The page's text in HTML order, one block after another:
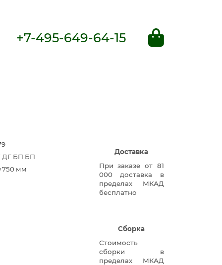
+7-495-649-64-15
ДГ БП БП
мм
Доставка
При заказе от 81
000 доставка в
пределах МКАД
бесплатно
Сборка
Стоимость
сборки в
пределах МКАД